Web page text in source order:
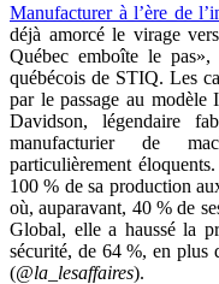
Manufacturer à l’ère de
déjà amorcé le virage
Québec emboîte le
québécois de STIQ. Les
par le passage au
Davidson, légendaire
manufacturier de
particulièrement
100 % de sa production
où, auparavant, 40 % de
Global, elle a haussé la
sécurité, de 64 %, en plus
(@la_lesaffaires).